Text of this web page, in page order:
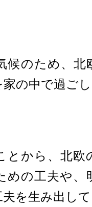
候のため、北
の中で過ご
とから、北欧
めの工夫や、
を生み出し